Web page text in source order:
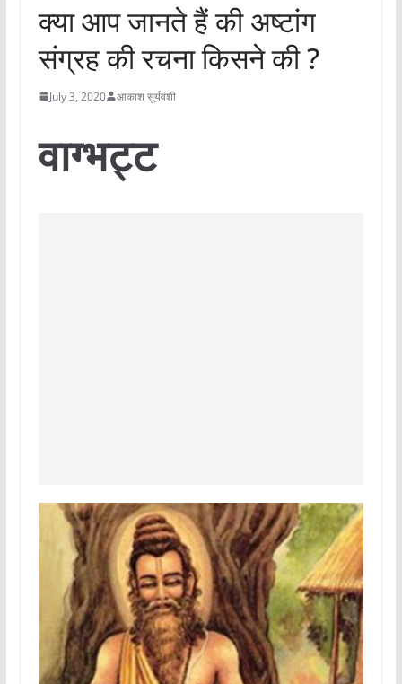
क्या आप जानते हैं की अष्टांग
संग्रह की रचना किसने की ?
July 3, 2020 आकाश सूर्यवंशी
वाग्भट्ट